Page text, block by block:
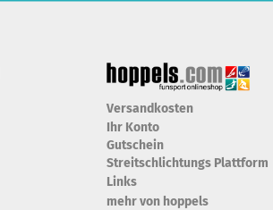
Versandkosten
Ihr Konto
Gutschein
Streitschlichtungs Plattform
Links
mehr von hoppels